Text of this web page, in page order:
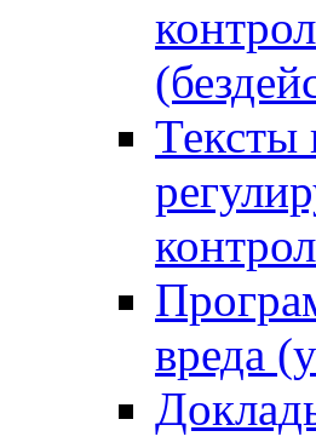
Тексты
вреда